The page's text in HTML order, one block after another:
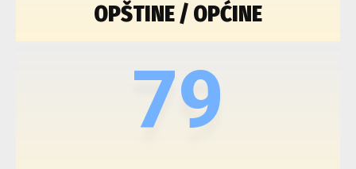
OPŠTINE / OPĆINE
79